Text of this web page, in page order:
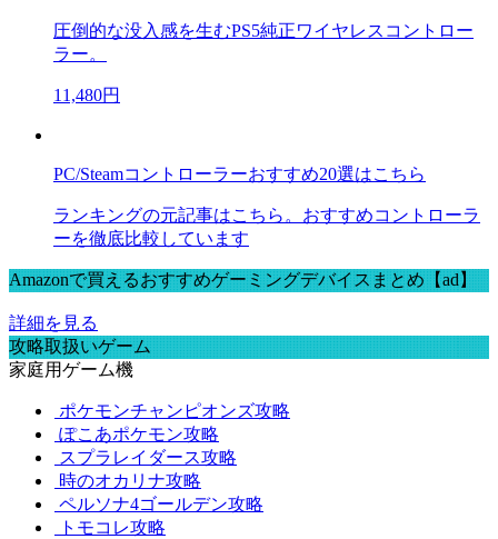
圧倒的な没入感を生むPS5純正ワイヤレスコントロー
ラー。
11,480円
PC/Steamコントローラーおすすめ20選はこちら
ランキングの元記事はこちら。おすすめコントローラ
ーを徹底比較しています
Amazonで買えるおすすめゲーミングデバイスまとめ【ad】
詳細を見る
攻略取扱いゲーム
家庭用ゲーム機
ポケモンチャンピオンズ攻略
ぽこあポケモン攻略
スプラレイダース攻略
時のオカリナ攻略
ペルソナ4ゴールデン攻略
トモコレ攻略